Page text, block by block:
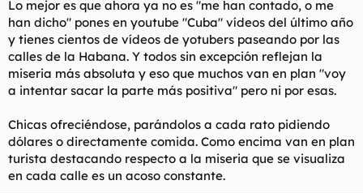
Yo ha sido mirando por ahí que me he dado cuenta que
cuando la izquierda es hegemónica, lo corrompe todo,
absolutamente, y sin posibilidad de autorregeneración.
Y que desgraciadamente, sus principios se aplican
transversalmente en cualquier pais y que, siempre bajo la
apariencia de las mejores intenciones, acaban trayendo lo
Y no tienen fondo.
Lo mejor es que ahora ya no es "me han contado, o me
han dicho" pones en youtube "Cuba" vídeos del último año
y tienes cientos de vídeos de yotubers paseando por las
calles de la Habana. Y todos sin excepción reflejan la
miseria más absoluta y eso que muchos van en plan "voy
a intentar sacar la parte más positiva" pero ni por esas.
Chicas ofreciéndose, parándolos a cada rato pidiendo
dólares o directamente comida. Como encima van en plan
turista destacando respecto a la miseria que se visualiza
en cada calle es un acoso constante.